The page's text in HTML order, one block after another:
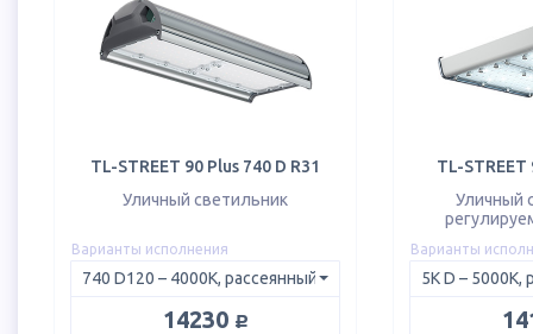
TL-STREET 90 Plus 740 D R31
Уличный светильник
Варианты исполнения
14230 руб.
TL-STREET
Уличный
Варианты